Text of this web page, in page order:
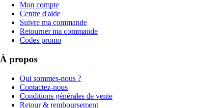
Mon compte
Centre d'aide
Suivre ma commande
Retourner ma commande
Codes promo
À propos
Qui sommes-nous ?
Contactez-nous
Conditions générales de vente
Retour & remboursement